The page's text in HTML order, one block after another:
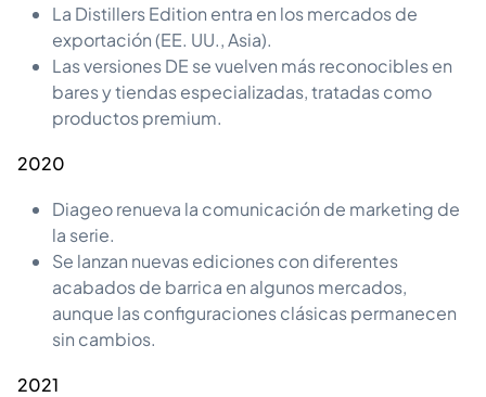
La Distillers Edition entra en los mercados de
exportación (EE. UU., Asia).
Las versiones DE se vuelven más reconocibles en
bares y tiendas especializadas, tratadas como
productos premium.
2020
Diageo renueva la comunicación de marketing de
la serie.
Se lanzan nuevas ediciones con diferentes
acabados de barrica en algunos mercados,
aunque las configuraciones clásicas permanecen
sin cambios.
2021